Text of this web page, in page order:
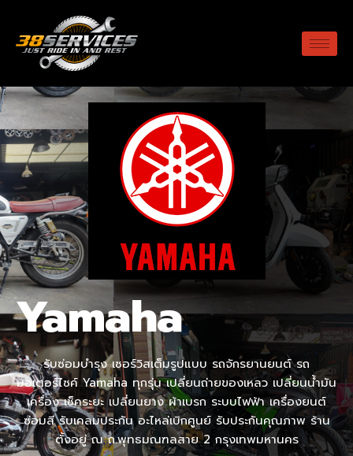
Yamaha
รับซ่อมบำรุง เซอร์วิสเต็มรูปแบบ รถจักรยานยนต์ รถ
มอเตอร์ไซค์ Yamaha ทุกรุ่น เปลี่ยนถ่ายของเหลว เปลี่ยนน้ำมัน
เครื่อง เช็คระยะ เปลี่ยนยาง ผ้าเบรก ระบบไฟฟ้า เครื่องยนต์
ซ่อมสี รับเคลมประกัน อะไหล่เบิกศูนย์ รับประกันคุณภาพ ร้าน
ตั้งอยู่ ณ ถ.พุทธมณฑลสาย 2 กรุงเทพมหานคร